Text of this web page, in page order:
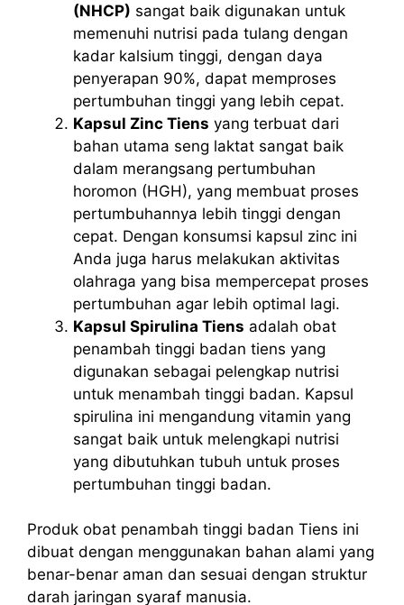
(NHCP) sangat baik digunakan untuk
memenuhi nutrisi pada tulang dengan
kadar kalsium tinggi, dengan daya
penyerapan 90%, dapat memproses
pertumbuhan tinggi yang lebih cepat.
Kapsul Zinc Tiens yang terbuat dari
bahan utama seng laktat sangat baik
dalam merangsang pertumbuhan
horomon (HGH), yang membuat proses
pertumbuhannya lebih tinggi dengan
cepat. Dengan konsumsi kapsul zinc ini
Anda juga harus melakukan aktivitas
olahraga yang bisa mempercepat proses
pertumbuhan agar lebih optimal lagi.
Kapsul Spirulina Tiens adalah obat
penambah tinggi badan tiens yang
digunakan sebagai pelengkap nutrisi
untuk menambah tinggi badan. Kapsul
spirulina ini mengandung vitamin yang
sangat baik untuk melengkapi nutrisi
yang dibutuhkan tubuh untuk proses
pertumbuhan tinggi badan.
Produk obat penambah tinggi badan Tiens ini
dibuat dengan menggunakan bahan alami yang
benar-benar aman dan sesuai dengan struktur
darah jaringan syaraf manusia.